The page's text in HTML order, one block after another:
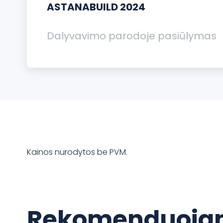
ASTANABUILD 2024
Dalyvavimo parodoje pasiūlymas
Kainos nurodytos be PVM.